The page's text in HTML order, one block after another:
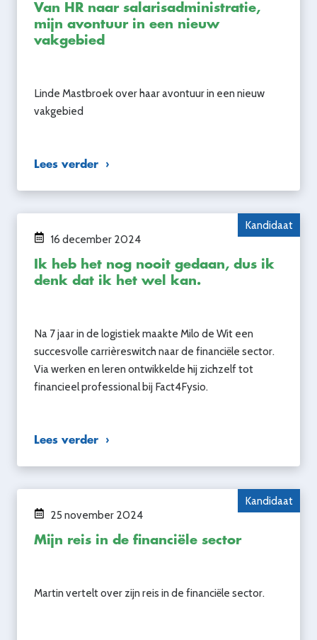
Van HR naar salarisadministratie,
mijn avontuur in een nieuw
vakgebied
Linde Mastbroek over haar avontuur in een nieuw
vakgebied
Lees verder
Kandidaat
16 december 2024
Ik heb het nog nooit gedaan, dus ik
denk dat ik het wel kan.
Na 7 jaar in de logistiek maakte Milo de Wit een
succesvolle carrièreswitch naar de financiële sector.
Via werken en leren ontwikkelde hij zichzelf tot
financieel professional bij Fact4Fysio.
Lees verder
Kandidaat
25 november 2024
Mijn reis in de financiële sector
Martin vertelt over zijn reis in de financiële sector.